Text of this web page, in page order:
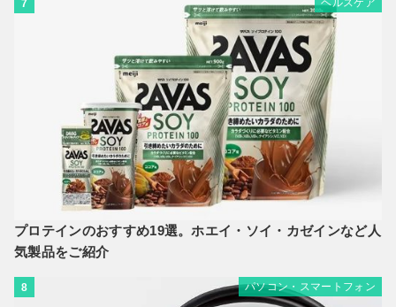
7 ヘルスケア
プロテインのおすすめ19選。ホエイ・ソイ・カゼインなど人
気製品をご紹介
8 パソコン・スマートフォン